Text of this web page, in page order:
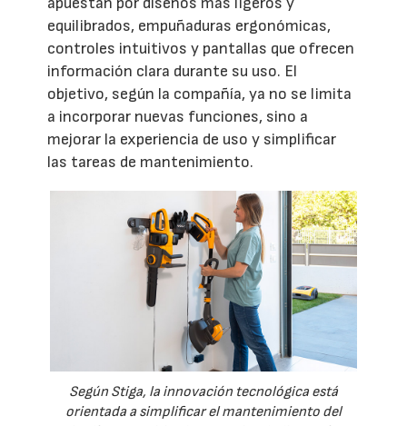
equilibrados, empuñaduras ergonómicas,
controles intuitivos y pantallas que ofrecen
información clara durante su uso. El
objetivo, según la compañía, ya no se limita
a incorporar nuevas funciones, sino a
mejorar la experiencia de uso y simplificar
las tareas de mantenimiento.
Según Stiga, la innovación tecnológica está
orientada a simplificar el mantenimiento del